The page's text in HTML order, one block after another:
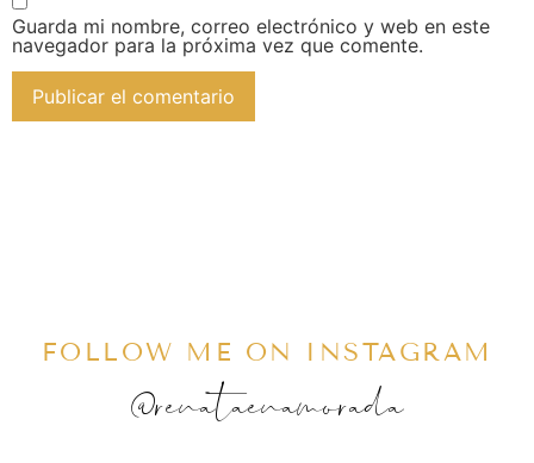
Guarda mi nombre, correo electrónico y web en este
navegador para la próxima vez que comente.
FOLLOW ME ON INSTAGRAM
@renataenamorada